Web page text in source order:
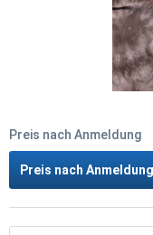
Preis nach Anmeldung
Preis nach Anmeldung